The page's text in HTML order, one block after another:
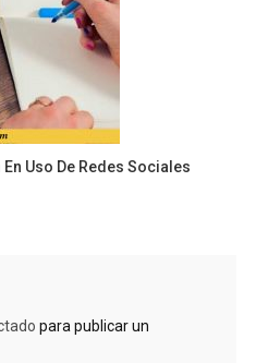
Uso De Redes Sociales
para publicar un